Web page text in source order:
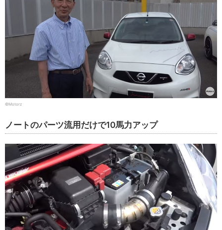
©Motorz
ノートのパーツ流用だけで10馬力アップ